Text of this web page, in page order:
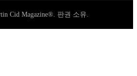
Cid Magazine®. 판권 소유.